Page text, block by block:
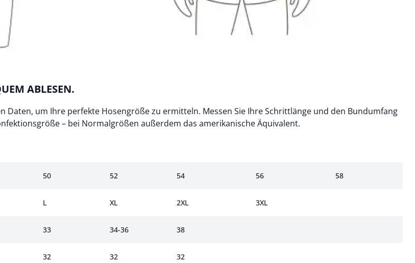
ABLESEN.
um Ihre perfekte Hosengröße zu ermitteln. Messen Sie Ihre Schrittlänge und den Bundumfang
– bei Normalgrößen außerdem das amerikanische Äquivalent.
50 52 54 56 58
L XL 2XL 3XL
33 34-36 38
32 32 32